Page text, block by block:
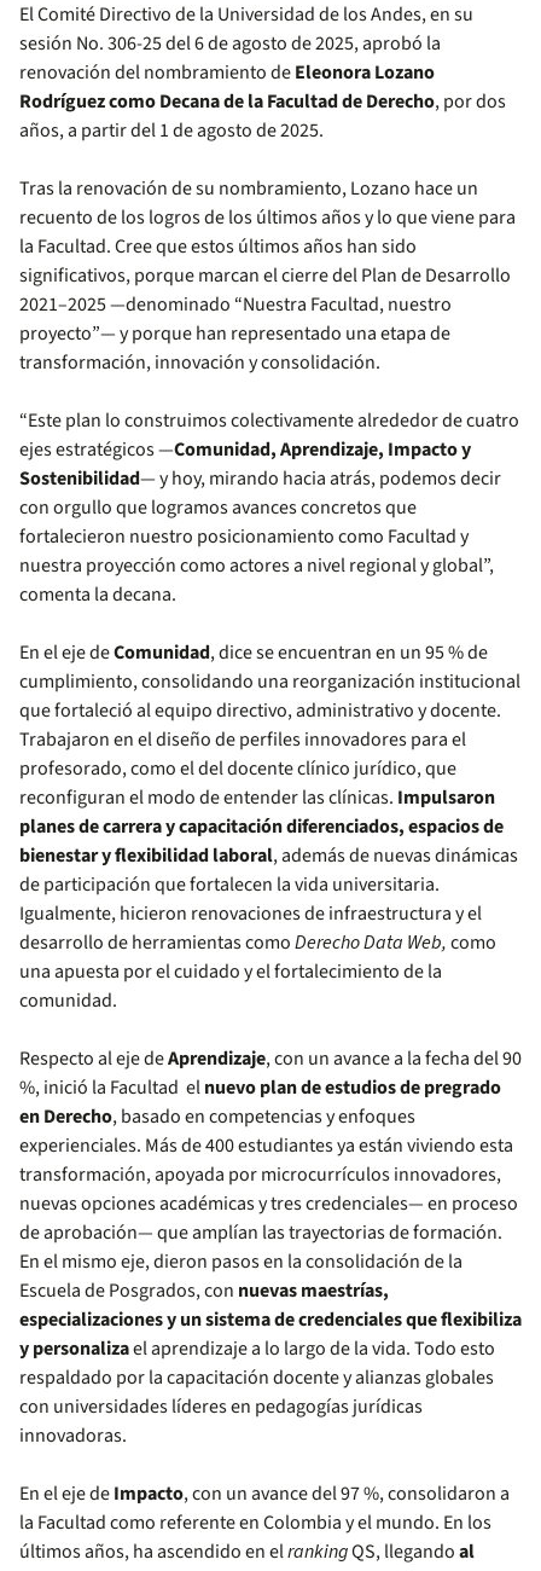
El Comité Directivo de la Universidad de los Andes, en su
sesión No. 306-25 del 6 de agosto de 2025, aprobó la
renovación del nombramiento deEleonora Lozano
Rodríguezcomo Decana de la Facultad de Derecho, por dos
años, a partir del 1 de agosto de 2025.
Tras la renovación de su nombramiento, Lozano hace un
recuento de los logros de los últimos años y lo que viene para
la Facultad. Cree que estos últimos años han sido
significativos, porque marcan el cierre del Plan de Desarrollo
2021–2025 —denominado “Nuestra Facultad, nuestro
proyecto”— y porque han representado una etapa de
transformación, innovación y consolidación.
“Este plan lo construimos colectivamente alrededor de cuatro
ejes estratégicos —Comunidad, Aprendizaje, Impacto y
Sostenibilidad— y hoy, mirando hacia atrás, podemos decir
con orgullo que logramos avances concretos que
fortalecieron nuestro posicionamiento como Facultad y
nuestra proyección como actores a nivel regional y global”,
comenta la decana.
En el eje deComunidad, dice se encuentran en un 95 % de
cumplimiento, consolidando una reorganización institucional
que fortaleció al equipo directivo, administrativo y docente.
Trabajaron en el diseño de perfiles innovadores para el
profesorado, como el del docente clínico jurídico, que
reconfiguran el modo de entender las clínicas. Impulsaron
planes de carrera y capacitación diferenciados, espacios de
bienestar y flexibilidad laboral, además de nuevas dinámicas
de participación que fortalecen la vida universitaria.
Igualmente, hicieron renovaciones de infraestructura y el
desarrollo de herramientas comoDerecho Data Web,como
una apuesta por el cuidado y el fortalecimiento de la
comunidad.
Respecto al eje deAprendizaje, con un avance a la fecha del 90
%, inició la Facultad elnuevo plan de estudios de pregrado
en Derecho, basado en competencias y enfoques
experienciales. Más de 400 estudiantes ya están viviendo esta
transformación, apoyada por microcurrículos innovadores,
nuevas opciones académicas y tres credenciales— en proceso
de aprobación— que amplían las trayectorias de formación.
En el mismo eje, dieron pasos en la consolidación de la
Escuela de Posgrados, con nuevas maestrías,
especializaciones y un sistema de credenciales que flexibiliza
y personalizael aprendizaje a lo largo de la vida. Todo esto
respaldado por la capacitación docente y alianzas globales
con universidades líderes en pedagogías jurídicas
innovadoras.
En el eje deImpacto, con un avance del 97 %, consolidaron a
la Facultad como referente en Colombia y el mundo. En los
últimos años, ha ascendido en elrankingQS, llegandoal